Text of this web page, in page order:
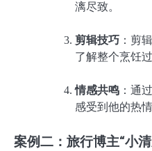
漓尽致。
剪辑技巧 ：剪
了解整个烹饪过
情感共鸣 ：通
感受到他的热情
案例二：旅行博主“小